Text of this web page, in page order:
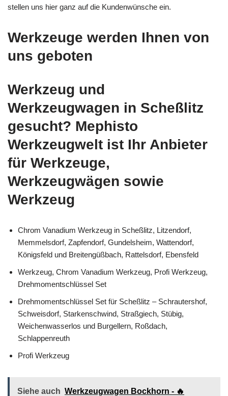
stellen uns hier ganz auf die Kundenwünsche ein.
Werkzeuge werden Ihnen von
uns geboten
Werkzeug und
Werkzeugwagen in Scheßlitz
gesucht? Mephisto
Werkzeugwelt ist Ihr Anbieter
für Werkzeuge,
Werkzeugwägen sowie
Werkzeug
Chrom Vanadium Werkzeug in Scheßlitz, Litzendorf,
Memmelsdorf, Zapfendorf, Gundelsheim, Wattendorf,
Königsfeld und Breitengüßbach, Rattelsdorf, Ebensfeld
Werkzeug, Chrom Vanadium Werkzeug, Profi Werkzeug,
Drehmomentschlüssel Set
Drehmomentschlüssel Set für Scheßlitz – Schrautershof,
Schweisdorf, Starkenschwind, Straßgiech, Stübig,
Weichenwasserlos und Burgellern, Roßdach,
Schlappenreuth
Profi Werkzeug
Siehe auch Werkzeugwagen Bockhorn - 🔥